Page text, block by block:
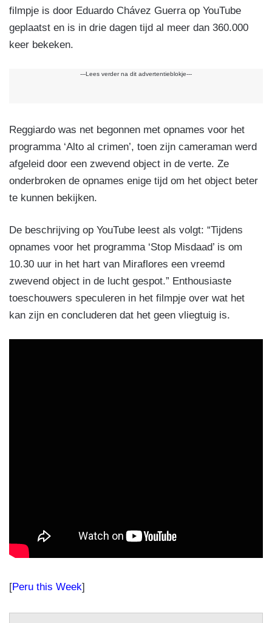
filmpje is door Eduardo Chávez Guerra op YouTube
geplaatst en is in drie dagen tijd al meer dan 360.000
keer bekeken.
---Lees verder na dit advertentieblokje---
Reggiardo was net begonnen met opnames voor het
programma ‘Alto al crimen’, toen zijn cameraman werd
afgeleid door een zwevend object in de verte. Ze
onderbroken de opnames enige tijd om het object beter
te kunnen bekijken.
De beschrijving op YouTube leest als volgt: “Tijdens
opnames voor het programma ‘Stop Misdaad’ is om
10.30 uur in het hart van Miraflores een vreemd
zwevend object in de lucht gespot.” Enthousiaste
toeschouwers speculeren in het filmpje over wat het
kan zijn en concluderen dat het geen vliegtuig is.
[Peru this Week]